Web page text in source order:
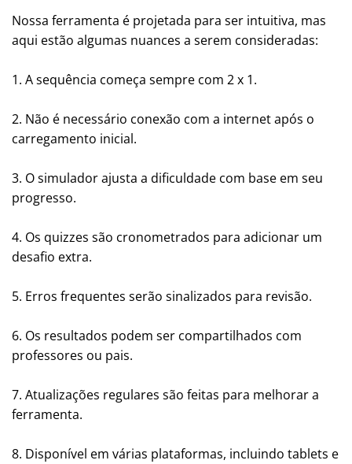
Nossa ferramenta é projetada para ser intuitiva, mas
aqui estão algumas nuances a serem consideradas:
1. A sequência começa sempre com 2 x 1.
2. Não é necessário conexão com a internet após o
carregamento inicial.
3. O simulador ajusta a dificuldade com base em seu
progresso.
4. Os quizzes são cronometrados para adicionar um
desafio extra.
5. Erros frequentes serão sinalizados para revisão.
6. Os resultados podem ser compartilhados com
professores ou pais.
7. Atualizações regulares são feitas para melhorar a
ferramenta.
8. Disponível em várias plataformas, incluindo tablets e